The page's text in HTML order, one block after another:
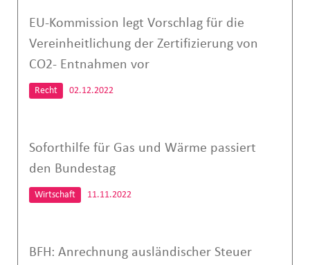
EU-Kommission legt Vorschlag für die
Vereinheitlichung der Zertifizierung von
CO2- Entnahmen vor
Recht 02.12.2022
Soforthilfe für Gas und Wärme passiert
den Bundestag
Wirtschaft 11.11.2022
BFH: Anrechnung ausländischer Steuer